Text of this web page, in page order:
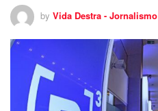
by Vida Destra - Jornalismo